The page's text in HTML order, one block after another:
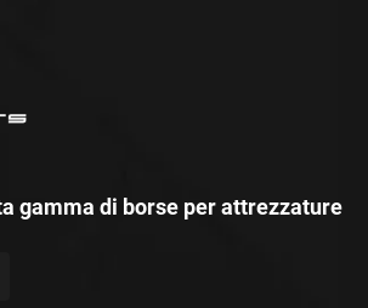
gamma di borse per attrezzature